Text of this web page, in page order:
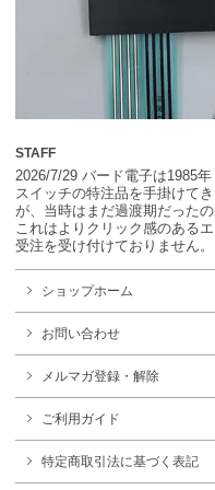
STAFF
2026/7/29 バード電子は1985
スイッチの特注品を手掛けて
が、当時はまだ過渡期だった
これはよりクリック感のある
受注を受け付けておりません。
ショップホーム
お問い合わせ
メルマガ登録・解除
ご利用ガイド
特定商取引法に基づく表記